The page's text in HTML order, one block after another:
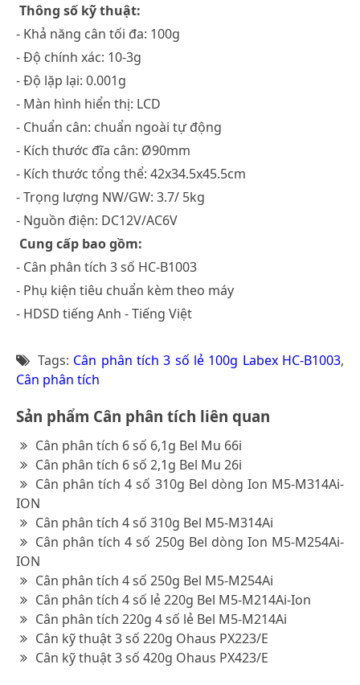
Thông số kỹ thuật:
- Khả năng cân tối đa: 100g
- Độ chính xác: 10-3g
- Độ lặp lại: 0.001g
- Màn hình hiển thị: LCD
- Chuẩn cân: chuẩn ngoài tự động
- Kích thước đĩa cân: Ø90mm
- Kích thước tổng thể: 42x34.5x45.5cm
- Trọng lượng NW/GW: 3.7/ 5kg
- Nguồn điện: DC12V/AC6V
Cung cấp bao gồm:
- Cân phân tích 3 số HC-B1003
- Phụ kiện tiêu chuẩn kèm theo máy
- HDSD tiếng Anh - Tiếng Việt
Tags: Cân phân tích 3 số lẻ 100g Labex HC-B1003,
Cân phân tích
Sản phẩm Cân phân tích liên quan
Cân phân tích 6 số 6,1g Bel Mu 66i
Cân phân tích 6 số 2,1g Bel Mu 26i
Cân phân tích 4 số 310g Bel dòng Ion M5-M314Ai-
ION
Cân phân tích 4 số 310g Bel M5-M314Ai
Cân phân tích 4 số 250g Bel dòng Ion M5-M254Ai-
ION
Cân phân tích 4 số 250g Bel M5-M254Ai
Cân phân tích 4 số lẻ 220g Bel M5-M214Ai-Ion
Cân phân tích 220g 4 số lẻ Bel M5-M214Ai
Cân kỹ thuật 3 số 220g Ohaus PX223/E
Cân kỹ thuật 3 số 420g Ohaus PX423/E